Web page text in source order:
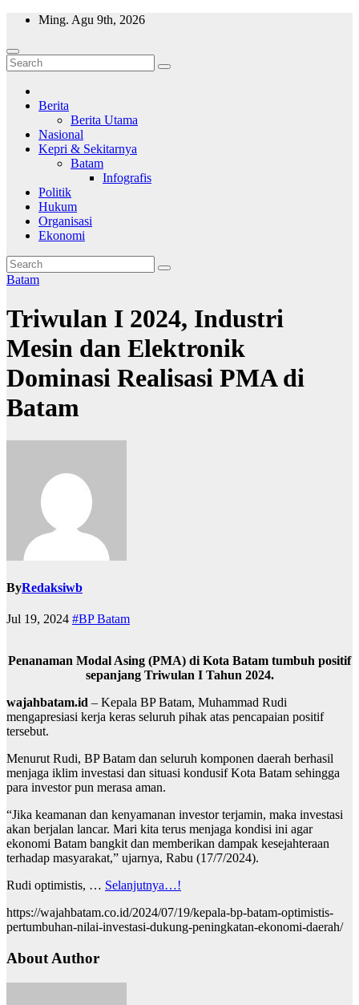
Skip
content
Ming. Agu 9th, 2026
Wajah Batam
CCTV nya kota Batam
Berita
Berita Utama
Nasional
Kepri & Sekitarnya
Batam
Infografis
Politik
Hukum
Organisasi
Ekonomi
Batam
Triwulan I 2024, Industri
Mesin dan Elektronik
Dominasi Realisasi PMA di
Batam
ByRedaksiwb
Jul 19, 2024 #BP Batam
Penanaman Modal Asing (PMA) di Kota Batam tumbuh positif
sepanjang Triwulan I Tahun 2024.
wajahbatam.id – Kepala BP Batam, Muhammad Rudi
mengapresiasi kerja keras seluruh pihak atas pencapaian positif
tersebut.
Menurut Rudi, BP Batam dan seluruh komponen daerah berhasil
menjaga iklim investasi dan situasi kondusif Kota Batam sehingga
para investor pun merasa aman.
“Jika keamanan dan kenyamanan investor terjamin, maka investasi
akan berjalan lancar. Mari kita terus menjaga kondisi ini agar
ekonomi Batam bangkit dan memberikan dampak kesejahteraan
terhadap masyarakat,” ujarnya, Rabu (17/7/2024).
Rudi optimistis, … Selanjutnya…!
https://wajahbatam.co.id/2024/07/19/kepala-bp-batam-optimistis-
pertumbuhan-nilai-investasi-dukung-peningkatan-ekonomi-daerah/
About Author